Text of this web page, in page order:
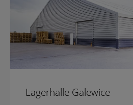
Lagerhalle Galewice